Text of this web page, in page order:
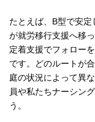
たとえば、B型で安
が就労移行支援へ移
定着支援でフォロー
です。どのルートが
庭の状況によって異
員や私たちナーシン
う。